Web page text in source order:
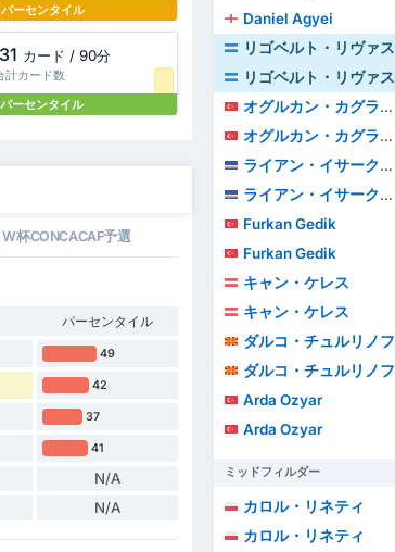
ーセンタイル
カード / 90分
計カード数
ーセンタイル
W杯CONCACAF予選
パーセンタイル
49
42
37
41
N/A
N/A
Daniel Agyei
リゴベルト・リヴァス
リゴベルト・リヴァス
オグルカン・カグラヤン
オグルカン・カグラヤン
ライアン・イサーク・メンデス・ダ・グラサ
ライアン・イサーク・メンデス・ダ・グラサ
Furkan Gedik
Furkan Gedik
キャン・ケレス
キャン・ケレス
ダルコ・チュルリノフ
ダルコ・チュルリノフ
Arda Ozyar
Arda Ozyar
ミッドフィルダー
カロル・リネティ
カロル・リネティ